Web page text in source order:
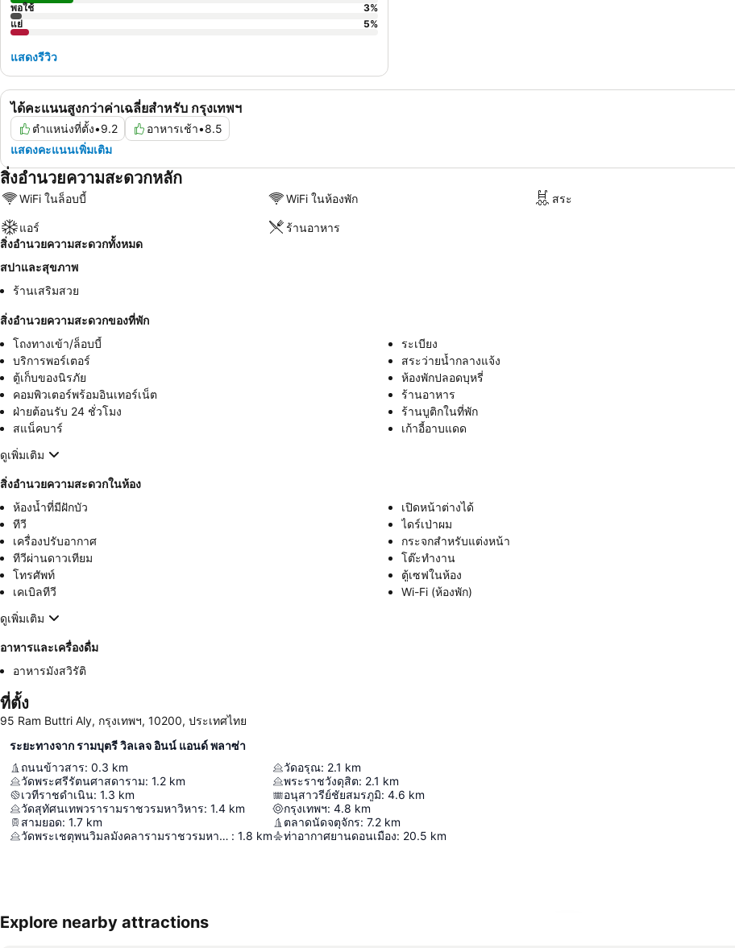
ได้คะแนนสูงกว่าค่าเฉลี่ยสำหรับ กรุงเทพฯ
ตำแหน่งที่ตั้ง•9.2 อาหารเช้า•8.5
แสดงคะแนนเพิ่มเติม
พอใช้
3%
แย่
5%
แสดงรีวิว
สิ่งอำนวยความสะดวกหลัก
WiFi ในล็อบบี้ WiFi ในห้องพัก สระ
แอร์
ร้านอาหาร
สิ่งอำนวยความสะดวกทั้งหมด
สปาและสุขภาพ
ร้านเสริมสวย
สิ่งอำนวยความสะดวกของที่พัก
โถงทางเข้า/ล็อบบี้
ระเบียง
บริการพอร์เตอร์
สระว่ายน้ำกลางแจ้ง
ตู้เก็บของนิรภัย
ห้องพักปลอดบุหรี่
คอมพิวเตอร์พร้อมอินเทอร์เน็ต
ร้านอาหาร
ฝ่ายต้อนรับ 24 ชั่วโมง
ร้านบูติกในที่พัก
สแน็คบาร์
เก้าอี้อาบแดด
ดูเพิ่มเติม
สิ่งอำนวยความสะดวกในห้อง
ห้องน้ำที่มีฝักบัว
เปิดหน้าต่างได้
ทีวี
ไดร์เป่าผม
เครื่องปรับอากาศ
กระจกสำหรับแต่งหน้า
ทีวีผ่านดาวเทียม
โต๊ะทำงาน
โทรศัพท์
ตู้เซฟในห้อง
เคเบิลทีวี
Wi-Fi (ห้องพัก)
ดูเพิ่มเติม
อาหารและเครื่องดื่ม
อาหารมังสวิรัติ
ที่ตั้ง
95 Ram Buttri Aly, กรุงเทพฯ, 10200, ประเทศไทย
ระยะทางจาก รามบุตรี วิลเลจ อินน์ แอนด์ พลาซ่า
ถนนข้าวสาร: 0.3 km
วัดพระศรีรัตนศาสดาราม: 1.2 km
เวทีราชดำเนิน: 1.3 km
วัดสุทัศนเทพวรารามราชวรมหาวิหาร: 1.4 km
สามยอด: 1.7 km
วัดพระเชตุพนวิมลมังคลารามราชวรมหาวิหาร : 1.8 km
วัดอรุณ: 2.1 km
พระราชวังดุสิต: 2.1 km
อนุสาวรีย์ชัยสมรภูมิ: 4.6 km
กรุงเทพฯ: 4.8 km
ตลาดนัดจตุจักร: 7.2 km
ท่าอากาศยานดอนเมือง: 20.5 km
Explore nearby attractions